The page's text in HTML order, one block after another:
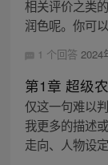
相关评价之类
润色呢。你可
1 个回答 2024
第1章 超级
仅这一句难以
我更多的描述
走向、人物设